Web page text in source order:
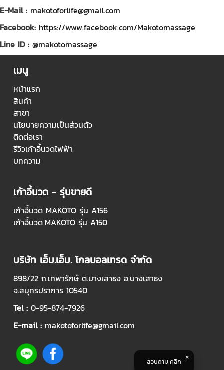
E-Mail : makotoforlife@gmail.com
Facebook: https://www.facebook.com/Makotomassage
Line ID : @makotomassage
เมนู
หน้าแรก
สินค้า
สาขา
นโยบายความเป็นส่วนตัว
ติดต่อเรา
รีวิวเก้าอี้นวดไฟฟ้า
บทความ
เก้าอี้นวด - รุ่นขายดี
เก้าอี้นวด MAKOTO รุ่น A156
เก้าอี้นวด MAKOTO รุ่น A150
บริษัท เอ็ม.เอ็ม. โกลบอลเทรด จำกัด
898/22 ถ.เทพารักษ์ ต.บางเสาธง อ.บางเสาธง
จ.สมุทรปราการ 10540
Tel : 0-95-874-7926
E-mail : makotoforlife@gmail.com
สอบถาม คลิก